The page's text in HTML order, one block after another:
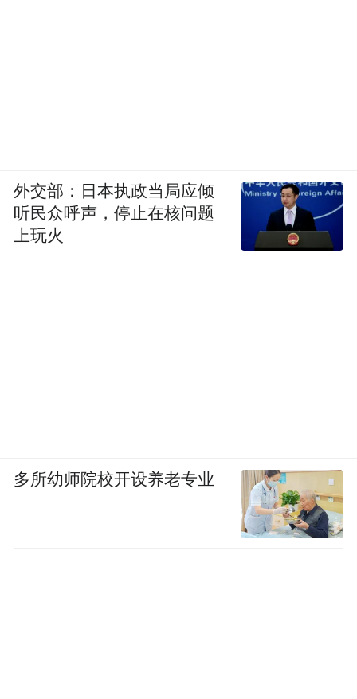
外交部：日本执政当局应倾
听民众呼声，停止在核问题
上玩火
多所幼师院校开设养老专业